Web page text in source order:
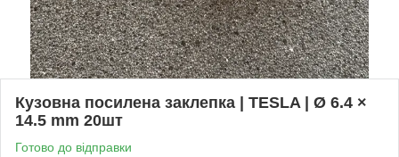
Кузовна посилена заклепка | TESLA | Ø 6.4 ×
14.5 mm 20шт
Готово до відправки